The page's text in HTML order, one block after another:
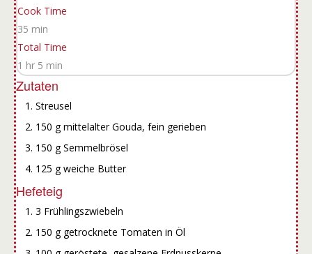
Cook Time
35 min
Total Time
1 hr 5 min
Zutaten
Streusel
150 g mittelalter Gouda, fein gerieben
150 g Semmelbrösel
125 g weiche Butter
Hefeteig
3 Frühlingszwiebeln
150 g getrocknete Tomaten in Öl